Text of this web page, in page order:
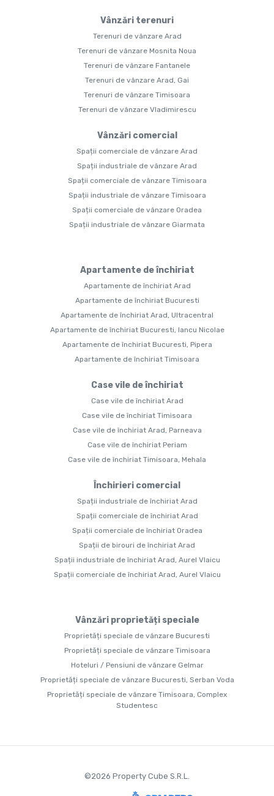
Vânzări terenuri
Terenuri de vânzare Arad
Terenuri de vânzare Mosnita Noua
Terenuri de vânzare Fantanele
Terenuri de vânzare Arad, Gai
Terenuri de vânzare Timisoara
Terenuri de vânzare Vladimirescu
Vânzări comercial
Spații comerciale de vânzare Arad
Spații industriale de vânzare Arad
Spații comerciale de vânzare Timisoara
Spații industriale de vânzare Timisoara
Spații comerciale de vânzare Oradea
Spații industriale de vânzare Giarmata
Apartamente de închiriat
Apartamente de închiriat Arad
Apartamente de închiriat Bucuresti
Apartamente de închiriat Arad, Ultracentral
Apartamente de închiriat Bucuresti, Iancu Nicolae
Apartamente de închiriat Bucuresti, Pipera
Apartamente de închiriat Timisoara
Case vile de închiriat
Case vile de închiriat Arad
Case vile de închiriat Timisoara
Case vile de închiriat Arad, Parneava
Case vile de închiriat Periam
Case vile de închiriat Timisoara, Mehala
Închirieri comercial
Spații industriale de închiriat Arad
Spații comerciale de închiriat Arad
Spații comerciale de închiriat Oradea
Spații de birouri de închiriat Arad
Spații industriale de închiriat Arad, Aurel Vlaicu
Spații comerciale de închiriat Arad, Aurel Vlaicu
Vânzări proprietăți speciale
Proprietăți speciale de vânzare Bucuresti
Proprietăți speciale de vânzare Timisoara
Hoteluri / Pensiuni de vânzare Gelmar
Proprietăți speciale de vânzare Bucuresti, Serban Voda
Proprietăți speciale de vânzare Timisoara, Complex
Studentesc
©2026 Property Cube S.R.L.